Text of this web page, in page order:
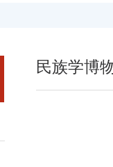
民族学博